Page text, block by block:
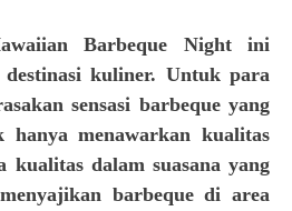
Barbeque Night ini
kuliner. Untuk para
sensasi barbeque yang
hanya menawarkan kualitas
kualitas dalam suasana yang
barbeque di area